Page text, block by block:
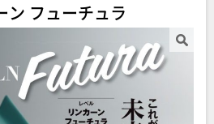
フューチュラ